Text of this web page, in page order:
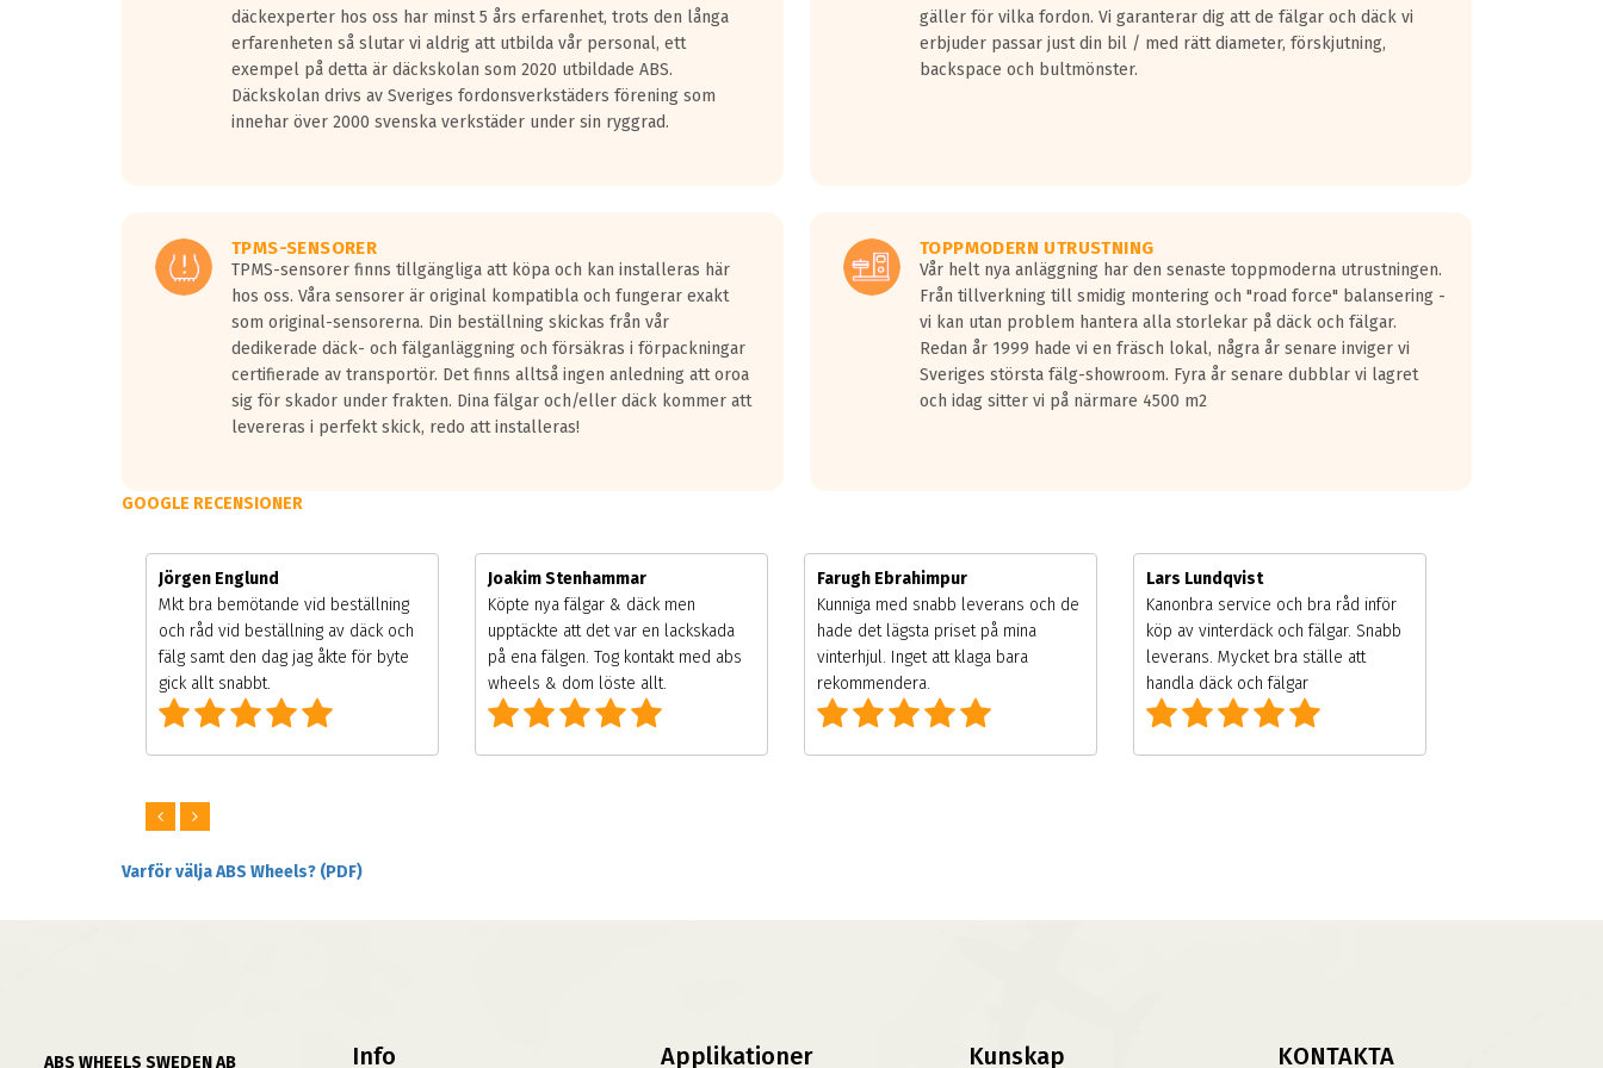
däckexperter hos oss har minst 5 års erfarenhet, trots den långa
erfarenheten så slutar vi aldrig att utbilda vår personal, ett
exempel på detta är däckskolan som 2020 utbildade ABS.
Däckskolan drivs av Sveriges fordonsverkstäders förening som
innehar över 2000 svenska verkstäder under sin ryggrad.
gäller för vilka fordon. Vi garanterar dig att de fälgar och däck vi
erbjuder passar just din bil / med rätt diameter, förskjutning,
backspace och bultmönster.
TPMS-SENSORER
TPMS-sensorer finns tillgängliga att köpa och kan installeras här
hos oss. Våra sensorer är original kompatibla och fungerar exakt
som original-sensorerna. Din beställning skickas från vår
dedikerade däck- och fälganläggning och försäkras i förpackningar
certifierade av transportör. Det finns alltså ingen anledning att oroa
sig för skador under frakten. Dina fälgar och/eller däck kommer att
levereras i perfekt skick, redo att installeras!
TOPPMODERN UTRUSTNING
Vår helt nya anläggning har den senaste toppmoderna utrustningen.
Från tillverkning till smidig montering och "road force" balansering -
vi kan utan problem hantera alla storlekar på däck och fälgar.
Redan år 1999 hade vi en fräsch lokal, några år senare inviger vi
Sveriges största fälg-showroom. Fyra år senare dubblar vi lagret
och idag sitter vi på närmare 4500 m2
GOOGLE RECENSIONER
Jörgen Englund
Mkt bra bemötande vid beställning
och råd vid beställning av däck och
fälg samt den dag jag åkte för byte
gick allt snabbt.
Joakim Stenhammar
Köpte nya fälgar & däck men
upptäckte att det var en lackskada
på ena fälgen. Tog kontakt med abs
wheels & dom löste allt.
Farugh Ebrahimpur
Kunniga med snabb leverans och de
hade det lägsta priset på mina
vinterhjul. Inget att klaga bara
rekommendera.
Lars Lundqvist
Kanonbra service och bra råd inför
köp av vinterdäck och fälgar. Snabb
leverans. Mycket bra ställe att
handla däck och fälgar
Varför välja ABS Wheels? (PDF)
ABS WHEELS SWEDEN AB Info Applikationer Kunskap KONTAKTA